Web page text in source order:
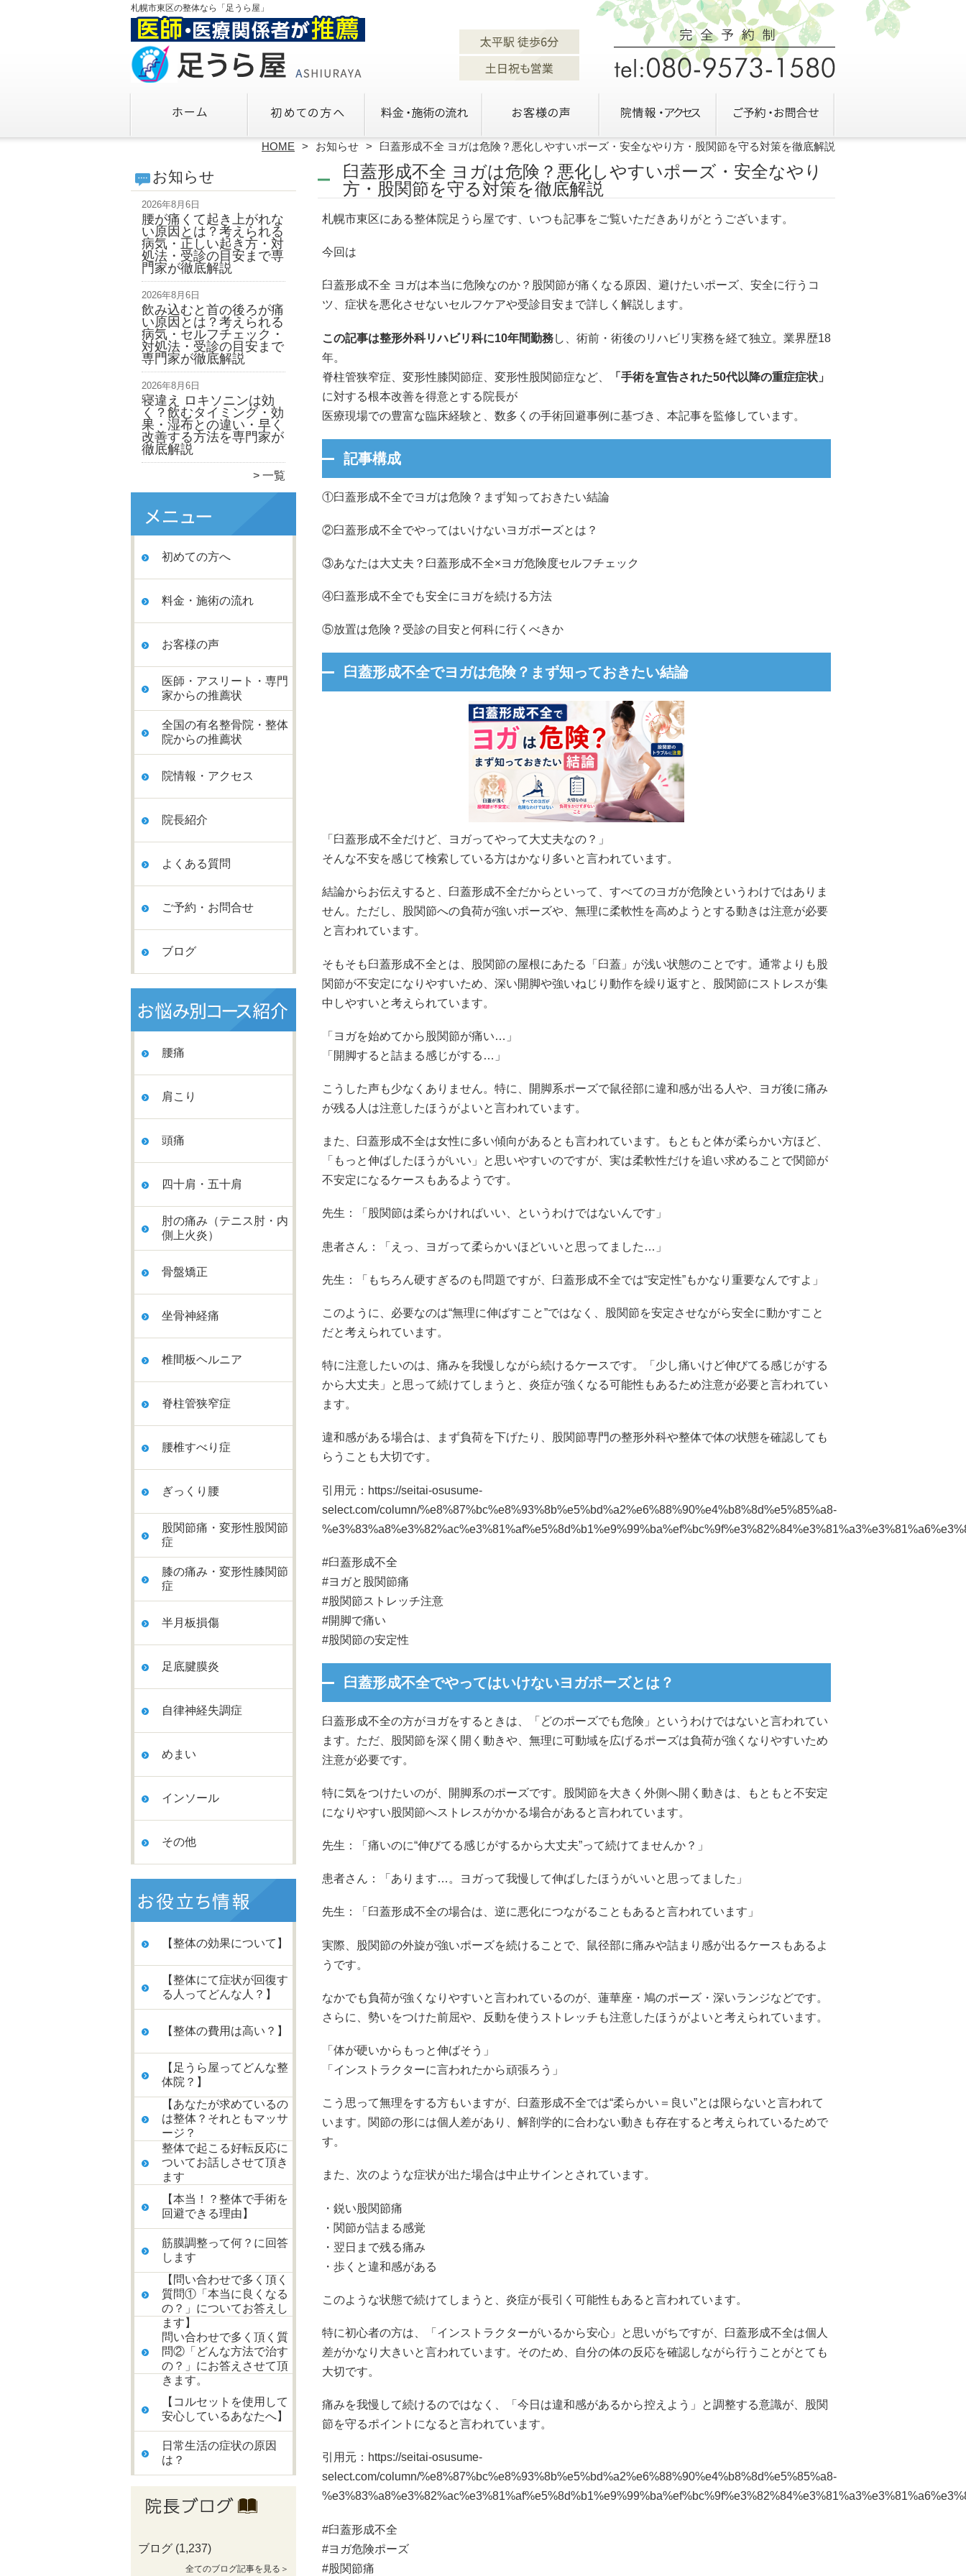
札幌市東区の整体なら「足うら屋」
HOME お知らせ 臼蓋形成不全 ヨガは危険？悪化しやすいポーズ・安全なやり方・股関節を守る対策を徹底解説
お知らせ
2026年8月6日
腰が痛くて起き上がれな
い原因とは？考えられる
病気・正しい起き方・対
処法・受診の目安まで専
門家が徹底解説
2026年8月6日
飲み込むと首の後ろが痛
い原因とは？考えられる
病気・セルフチェック・
対処法・受診の目安まで
専門家が徹底解説
2026年8月6日
寝違え ロキソニンは効
く？飲むタイミング・効
果・湿布との違い・早く
改善する方法を専門家が
徹底解説
一覧
初めての方へ
料金・施術の流れ
お客様の声
医師・アスリート・専門
家からの推薦状
全国の有名整骨院・整体
院からの推薦状
院情報・アクセス
院長紹介
よくある質問
ご予約・お問合せ
ブログ
腰痛
肩こり
頭痛
四十肩・五十肩
肘の痛み（テニス肘・内
側上火炎）
骨盤矯正
坐骨神経痛
椎間板ヘルニア
脊柱管狭窄症
腰椎すべり症
ぎっくり腰
股関節痛・変形性股関節
症
膝の痛み・変形性膝関節
症
半月板損傷
足底腱膜炎
自律神経失調症
めまい
インソール
その他
【整体の効果について】
【整体にて症状が回復す
る人ってどんな人？】
【整体の費用は高い？】
【足うら屋ってどんな整
体院？】
【あなたが求めているの
は整体？それともマッサ
ージ？
整体で起こる好転反応に
ついてお話しさせて頂き
ます
【本当！？整体で手術を
回避できる理由】
筋膜調整って何？に回答
します
【問い合わせで多く頂く
質問①「本当に良くなる
の？」についてお答えし
ます】
問い合わせで多く頂く質
問②「どんな方法で治す
の？」にお答えさせて頂
きます。
【コルセットを使用して
安心しているあなたへ】
日常生活の症状の原因
は？
ブログ (1,237)
全てのブログ記事を見る＞
臼蓋形成不全 ヨガは危険？悪化しやすいポーズ・安全なやり
方・股関節を守る対策を徹底解説
札幌市東区にある整体院足うら屋です、いつも記事をご覧いただきありがとうございます。
今回は
臼蓋形成不全 ヨガは本当に危険なのか？股関節が痛くなる原因、避けたいポーズ、安全に行うコ
ツ、症状を悪化させないセルフケアや受診目安まで詳しく解説します。
この記事は整形外科リハビリ科に10年間勤務し、術前・ 術後のリハビリ実務を経て独立。業界歴18
年。
脊柱管狭窄症、変形性膝関節症、変形性股関節症など、
「 手術を宣告された50代以降の重症症状」
に対する根本改善を得意とする院長が
医療現場での豊富な臨床経験と、数多くの手術回避事例に基づき、 本記事を監修しています。
記事構成
①臼蓋形成不全でヨガは危険？まず知っておきたい結論
②臼蓋形成不全でやってはいけないヨガポーズとは？
③あなたは大丈夫？臼蓋形成不全×ヨガ危険度セルフチェック
④臼蓋形成不全でも安全にヨガを続ける方法
⑤放置は危険？受診の目安と何科に行くべきか
臼蓋形成不全でヨガは危険？まず知っておきたい結論
「臼蓋形成不全だけど、ヨガってやって大丈夫なの？」
そんな不安を感じて検索している方はかなり多いと言われています。
結論からお伝えすると、臼蓋形成不全だからといって、すべてのヨガが危険というわけではありま
せん。ただし、股関節への負荷が強いポーズや、無理に柔軟性を高めようとする動きは注意が必要
と言われています。
そもそも臼蓋形成不全とは、股関節の屋根にあたる「臼蓋」が浅い状態のことです。通常よりも股
関節が不安定になりやすいため、深い開脚や強いねじり動作を繰り返すと、股関節にストレスが集
中しやすいと考えられています。
「ヨガを始めてから股関節が痛い…」
「開脚すると詰まる感じがする…」
こうした声も少なくありません。特に、開脚系ポーズで鼠径部に違和感が出る人や、ヨガ後に痛み
が残る人は注意したほうがよいと言われています。
また、臼蓋形成不全は女性に多い傾向があるとも言われています。もともと体が柔らかい方ほど、
「もっと伸ばしたほうがいい」と思いやすいのですが、実は柔軟性だけを追い求めることで関節が
不安定になるケースもあるようです。
先生：「股関節は柔らかければいい、というわけではないんです」
患者さん：「えっ、ヨガって柔らかいほどいいと思ってました…」
先生：「もちろん硬すぎるのも問題ですが、臼蓋形成不全では“安定性”もかなり重要なんですよ」
このように、必要なのは“無理に伸ばすこと”ではなく、股関節を安定させながら安全に動かすこと
だと考えられています。
特に注意したいのは、痛みを我慢しながら続けるケースです。「少し痛いけど伸びてる感じがする
から大丈夫」と思って続けてしまうと、炎症が強くなる可能性もあるため注意が必要と言われてい
ます。
違和感がある場合は、まず負荷を下げたり、股関節専門の整形外科や整体で体の状態を確認しても
らうことも大切です。
引用元： https://seitai-osusume-
select.com/column/%e8%87%bc%e8%93%8b%e5%bd%a2%e6%88%90%e4%b8%8d%e5%85%a8-
#臼蓋形成不全
#ヨガと股関節痛
#股関節ストレッチ注意
#開脚で痛い
#股関節の安定性
臼蓋形成不全でやってはいけないヨガポーズとは？
臼蓋形成不全の方がヨガをするときは、「どのポーズでも危険」というわけではないと言われてい
ます。ただ、股関節を深く開く動きや、無理に可動域を広げるポーズは負荷が強くなりやすいため
注意が必要です。
特に気をつけたいのが、開脚系のポーズです。股関節を大きく外側へ開く動きは、もともと不安定
になりやすい股関節へストレスがかかる場合があると言われています。
先生：「痛いのに“伸びてる感じがするから大丈夫”って続けてませんか？」
患者さん：「あります…。ヨガって我慢して伸ばしたほうがいいと思ってました」
先生：「臼蓋形成不全の場合は、逆に悪化につながることもあると言われています」
実際、股関節の外旋が強いポーズを続けることで、鼠径部に痛みや詰まり感が出るケースもあるよ
うです。
なかでも負荷が強くなりやすいと言われているのが、蓮華座・鳩のポーズ・深いランジなどです。
さらに、勢いをつけた前屈や、反動を使うストレッチも注意したほうがよいと考えられています。
「体が硬いからもっと伸ばそう」
「インストラクターに言われたから頑張ろう」
こう思って無理をする方もいますが、臼蓋形成不全では“柔らかい＝良い”とは限らないと言われて
います。関節の形には個人差があり、解剖学的に合わない動きも存在すると考えられているためで
す。
また、次のような症状が出た場合は中止サインとされています。
・鋭い股関節痛
・関節が詰まる感覚
・翌日まで残る痛み
・歩くと違和感がある
このような状態で続けてしまうと、炎症が長引く可能性もあると言われています。
特に初心者の方は、「インストラクターがいるから安心」と思いがちですが、臼蓋形成不全は個人
差がかなり大きいと言われています。そのため、自分の体の反応を確認しながら行うことがとても
大切です。
痛みを我慢して続けるのではなく、「今日は違和感があるから控えよう」と調整する意識が、股関
節を守るポイントになると言われています。
引用元： https://seitai-osusume-
select.com/column/%e8%87%bc%e8%93%8b%e5%bd%a2%e6%88%90%e4%b8%8d%e5%85%a8-
#臼蓋形成不全
#ヨガ危険ポーズ
#股関節痛